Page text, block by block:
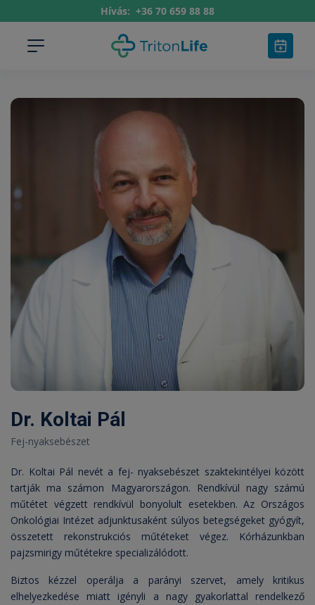
Hívás: +36 70 659 88 88
Dr. Koltai Pál
Fej-nyaksebészet
Dr. Koltai Pál nevét a fej- nyaksebészet szaktekintélyei között
tartják ma számon Magyarországon. Rendkívül nagy számú
műtétet végzett rendkívül bonyolult esetekben. Az Országos
Onkológiai Intézet adjunktusaként súlyos betegségeket gyógyít,
összetett rekonstrukciós műtéteket végez. Kórházunkban
pajzsmirigy műtétekre specializálódott.
Biztos kézzel operálja a parányi szervet, amely kritikus
elhelyezkedése miatt igényli a nagy gyakorlattal rendelkező